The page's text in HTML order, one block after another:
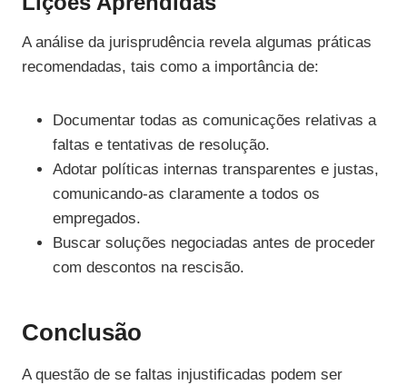
A análise da jurisprudência revela algumas práticas
recomendadas, tais como a importância de:
Documentar todas as comunicações relativas a
faltas e tentativas de resolução.
Adotar políticas internas transparentes e justas,
comunicando-as claramente a todos os
empregados.
Buscar soluções negociadas antes de proceder
com descontos na rescisão.
Conclusão
A questão de se faltas injustificadas podem ser